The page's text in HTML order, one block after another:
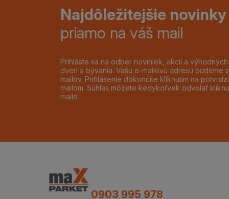
Najdôležitejšie novinky
priamo na váš mail
Prihláste sa na odber noviniek, akcií a
dverí a bývania. Vašu e-mailovú adresu
mailov. Prihlásenie dokončíte kliknutím na
mailom. Súhlas môžete kedykoľvek odvolať
maile.
0903 995 978